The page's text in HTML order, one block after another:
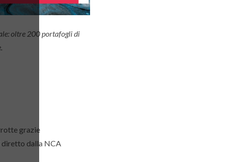
oltre 200 portafogli di
grazie
diretto dalla NCA